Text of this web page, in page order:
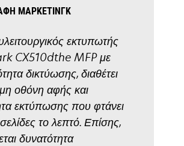
ΜΆΡΚΕΤΙΝΓΚ
εκτυπωτής
CX510dthe MFP με
δικτύωσης, διαθέτει
οθόνη αφής και
εκτύπωσης που φτάνει
το λεπτό. Επίσης,
δυνατότητα